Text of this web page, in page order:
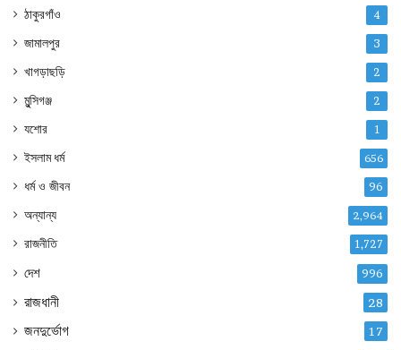
ঠাকুরগাঁও 4
জামালপুর 3
খাগড়াছড়ি 2
মুন্সিগঞ্জ 2
যশোর 1
ইসলাম ধর্ম 656
ধর্ম ও জীবন 96
অন্যান্য 2,964
রাজনীতি 1,727
দেশ 996
রাজধানী 28
জনদুর্ভোগ 17